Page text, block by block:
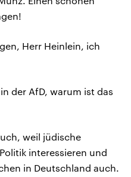
Herr Heinlein, ich
der AfD, warum ist das
weil jüdische
interessieren und
in Deutschland auch.